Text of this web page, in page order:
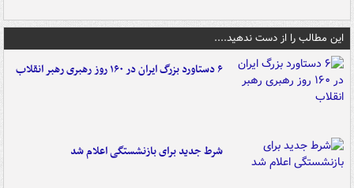
این مطالب را از دست ندهید....
۶ دستاورد بزرگ ایران در ۱۶۰ روز رهبری رهبر انقلاب
شرط جدید برای بازنشستگی اعلام شد